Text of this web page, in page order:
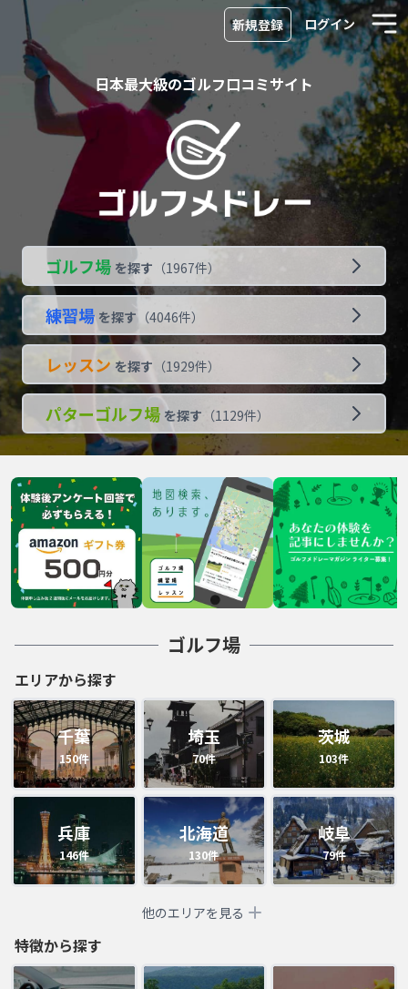
ログイン
新規登録
日本最大級のゴルフ口コミサイト
ゴルフ場 を探す （1967件）
練習場 を探す （4046件）
レッスン を探す （1929件）
パターゴルフ場 を探す （1129件）
ゴルフ場
エリアから探す
千葉
150件
埼玉
70件
茨城
103件
兵庫
146件
北海道
130件
岐阜
79件
他のエリアを見る
特徴から探す